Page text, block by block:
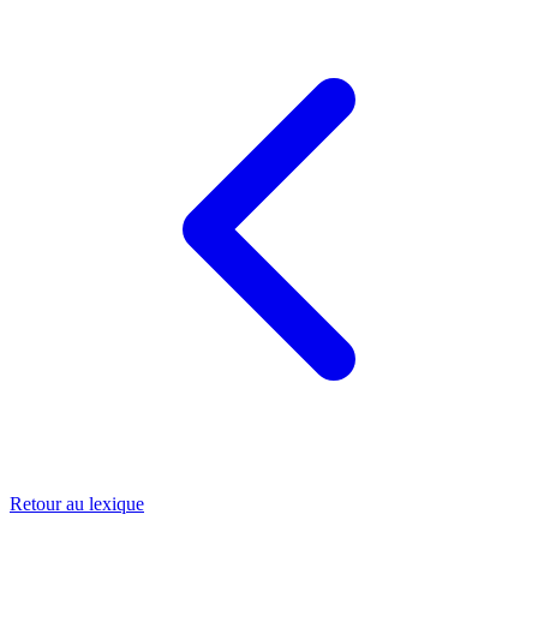
Retour au lexique